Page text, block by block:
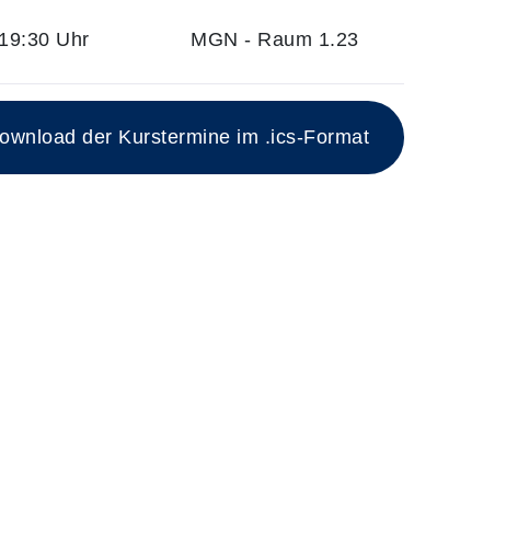
Uhr MGN - Raum 1.23
der Kurstermine im .ics-Format